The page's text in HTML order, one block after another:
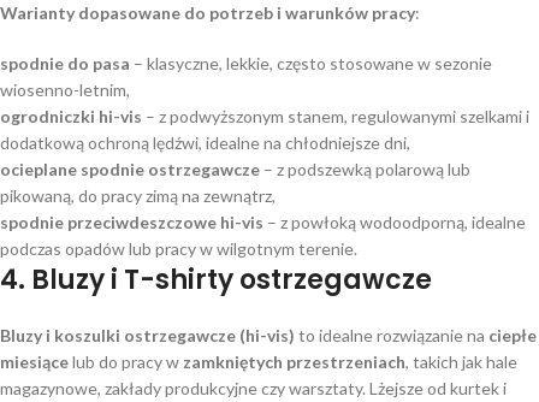
Warianty dopasowane do potrzeb i warunków pracy:
spodnie do pasa – klasyczne, lekkie, często stosowane w sezonie
wiosenno-letnim,
ogrodniczki hi-vis – z podwyższonym stanem, regulowanymi szelkami i
dodatkową ochroną lędźwi, idealne na chłodniejsze dni,
ocieplane spodnie ostrzegawcze – z podszewką polarową lub
pikowaną, do pracy zimą na zewnątrz,
spodnie przeciwdeszczowe hi-vis – z powłoką wodoodporną, idealne
podczas opadów lub pracy w wilgotnym terenie.
4. Bluzy i T-shirty ostrzegawcze
Bluzy i koszulki ostrzegawcze (hi-vis) to idealne rozwiązanie na ciepłe
miesiącelub do pracy w zamkniętych przestrzeniach, takich jak hale
magazynowe, zakłady produkcyjne czy warsztaty. Lżejsze od kurtek i